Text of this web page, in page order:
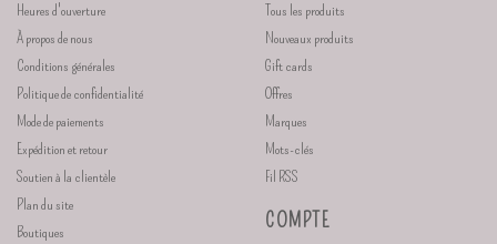
Heures d'ouverture
À propos de nous
Conditions générales
Politique de confidentialité
Mode de paiements
Expédition et retour
Soutien à la clientèle
Plan du site
Boutiques
Tous les produits
Nouveaux produits
Gift cards
Offres
Marques
Mots-clés
Fil RSS
COMPTE